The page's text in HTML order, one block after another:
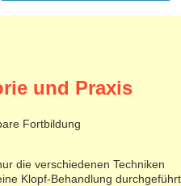
und Praxis
Fortbildung
die verschiedenen Techniken
Klopf-Behandlung durchgeführt